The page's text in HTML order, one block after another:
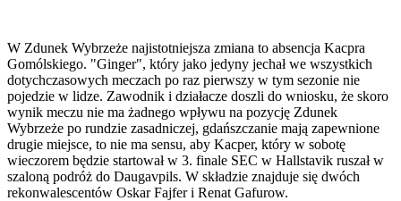
W Zdunek Wybrzeże najistotniejsza zmiana to absencja Kacpra
Gomólskiego. "Ginger", który jako jedyny jechał we wszystkich
dotychczasowych meczach po raz pierwszy w tym sezonie nie
pojedzie w lidze. Zawodnik i działacze doszli do wniosku, że skoro
wynik meczu nie ma żadnego wpływu na pozycję Zdunek
Wybrzeże po rundzie zasadniczej, gdańszczanie mają zapewnione
drugie miejsce, to nie ma sensu, aby Kacper, który w sobotę
wieczorem będzie startował w 3. finale SEC w Hallstavik ruszał w
szaloną podróż do Daugavpils. W składzie znajduje się dwóch
rekonwalescentów Oskar Fajfer i Renat Gafurow.